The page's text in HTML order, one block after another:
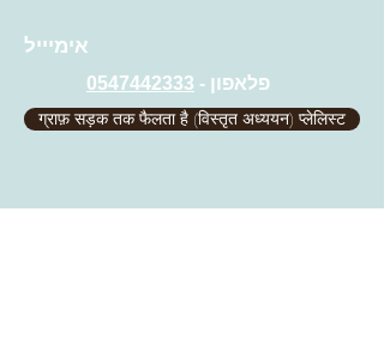
אימיייל
פלאפון - 0547442333
ग्राफ़ सड़क तक फैलता है (विस्तृत अध्ययन) प्लेलिस्ट